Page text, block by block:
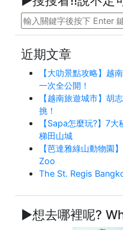
近期文章
【大叻景點攻略】越
一次全公開！
【越南旅遊城市】胡
挑！
【Sapa怎麼玩?】7
梯田山城
【芭達雅綠山動物
Zoo
The St. Regis
►想去哪裡呢?